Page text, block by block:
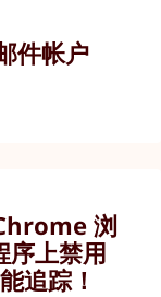
件帐户
浏
序上禁用
追踪！